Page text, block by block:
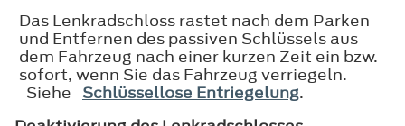
Das Lenkradschloss rastet nach dem Parken
und Entfernen des passiven Schlüssels aus
dem Fahrzeug nach einer kurzen Zeit ein bzw.
sofort, wenn Sie das Fahrzeug verriegeln.
Siehe Schlüssellose Entriegelung.